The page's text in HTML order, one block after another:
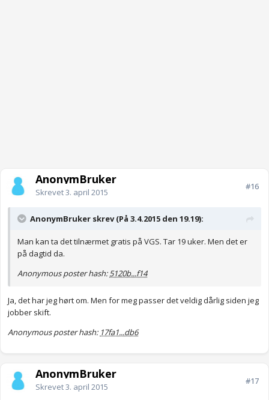
AnonymBruker
Skrevet3. april 2015
#16
AnonymBruker skrev (På 3.4.2015 den 19.19):
Man kan ta det tilnærmet gratis på VGS. Tar 19 uker. Men det er
på dagtid da.
Anonymous poster hash:5120b...f14
Ja, det har jeg hørt om. Men for meg passer det veldig dårlig siden jeg
jobber skift.
Anonymous poster hash: 17fa1...db6
AnonymBruker
Skrevet3. april 2015
#17